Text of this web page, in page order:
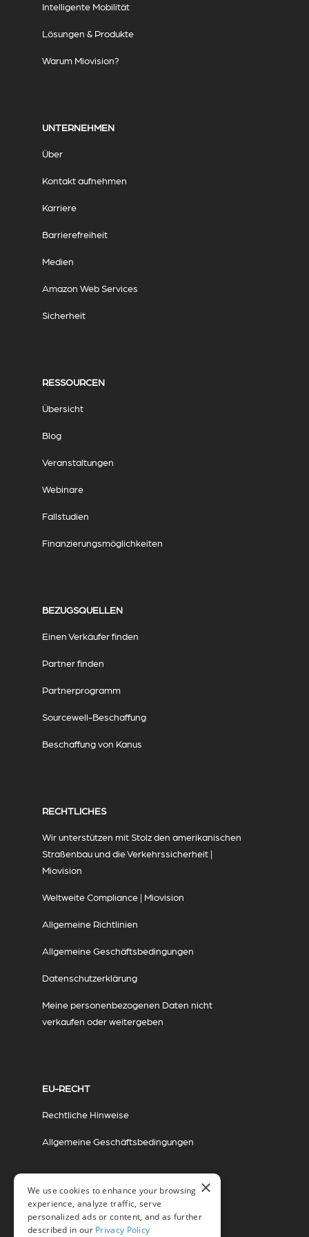
Intelligente Mobilität
Lösungen & Produkte
Warum Miovision?
UNTERNEHMEN
Über
Kontakt aufnehmen
Karriere
Barrierefreiheit
Medien
Amazon Web Services
Sicherheit
RESSOURCEN
Übersicht
Blog
Veranstaltungen
Webinare
Fallstudien
Finanzierungsmöglichkeiten
BEZUGSQUELLEN
Einen Verkäufer finden
Partner finden
Partnerprogramm
Sourcewell-Beschaffung
Beschaffung von Kanus
RECHTLICHES
Wir unterstützen mit Stolz den amerikanischen
Straßenbau und die Verkehrssicherheit |
Miovision
Weltweite Compliance | Miovision
Allgemeine Richtlinien
Allgemeine Geschäftsbedingungen
Datenschutzerklärung
Meine personenbezogenen Daten nicht
verkaufen oder weitergeben
EU-RECHT
Rechtliche Hinweise
Allgemeine Geschäftsbedingungen
© 2026 Miovision Technologies Incorporated
×
We use cookies to enhance your browsing
experience, analyze traffic, serve
personalized ads or content, and as further
described in our Privacy Policy